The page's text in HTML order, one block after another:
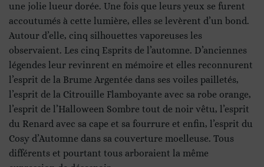
une jolie lueur dorée. Une fois que leurs yeux se furent
accoutumés à cette lumière, elles se levèrent d’un bond.
Autour d’elle, cinq silhouettes vaporeuses les
observaient. Les cinq Esprits de l’automne. D’anciennes
légendes leur revinrent en mémoire et elles reconnurent
l’esprit de la Brume Argentée dans ses voiles pailletés,
l’esprit de la Citrouille Flamboyante avec sa robe orange,
l’esprit de l’Halloween Sombre tout de noir vêtu, l’esprit
du Renard avec sa cape et sa fourrure et enfin, l’esprit du
Cosy d’Automne dans sa couverture moelleuse. Tous
différents et pourtant tous arboraient la même